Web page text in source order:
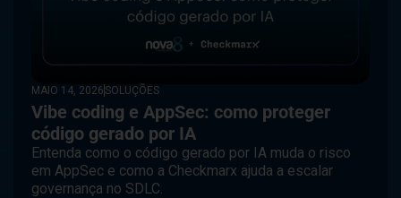
MAIO 14, 2026 SOLUÇÕES
Vibe coding e AppSec: como proteger
código gerado por IA
Entenda como o código gerado por IA muda o risco
em AppSec e como a Checkmarx ajuda a escalar
governança no SDLC.